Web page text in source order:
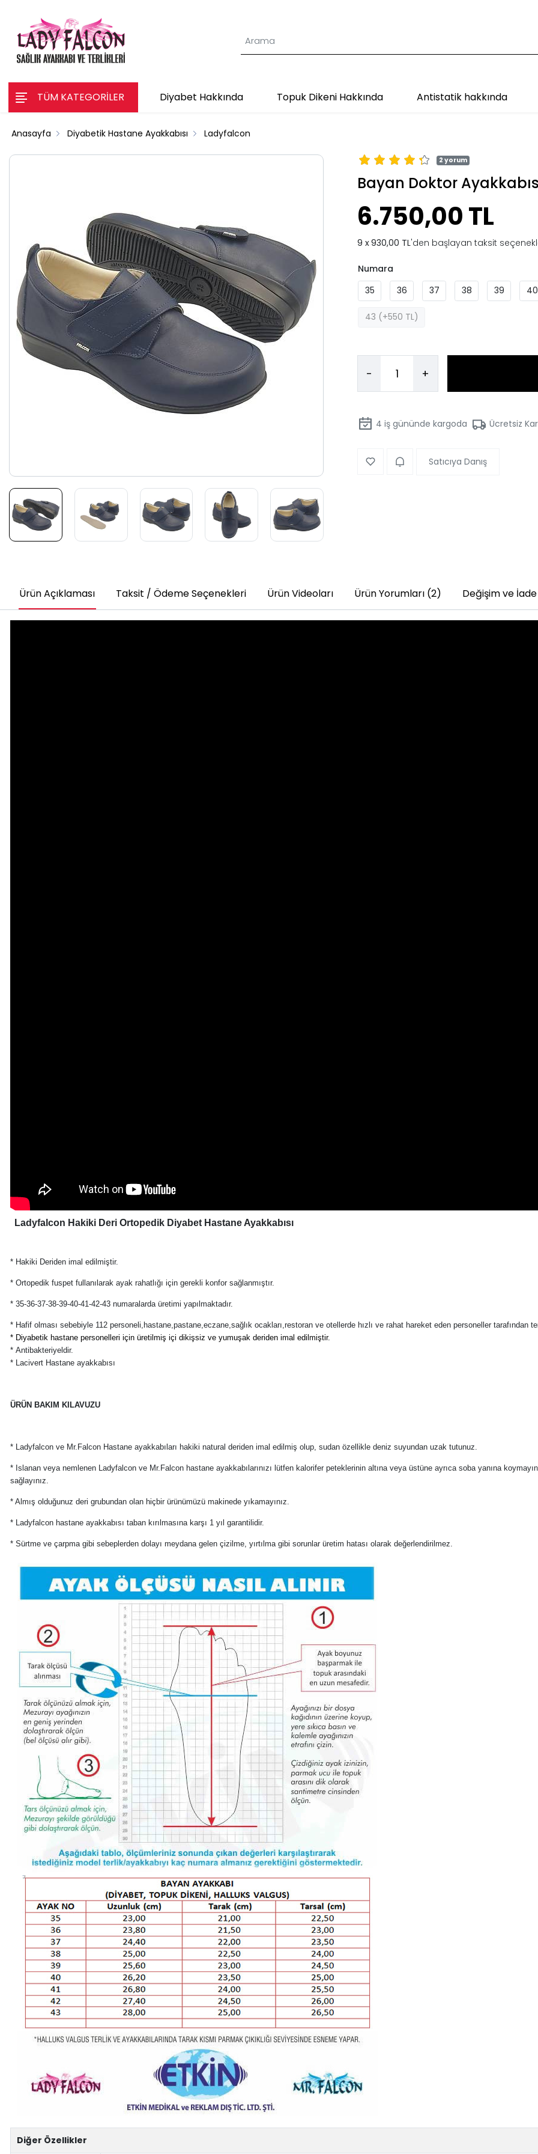
TÜM KATEGORİLER Diyabet Hakkında Topuk Dikeni Hakkında Antistatik hakkında
Anasayfa Diyabetik Hastane Ayakkabısı Ladyfalcon
2 yorum
Bayan Doktor
6.750,00 TL
930,00 TL'den başlayan taksit
Numara
35
36 37 38 39 40
43 (+550 TL)
- +
4 iş gününde kargoda Ücretsiz
Satıcıya Danış
Ürün Açıklaması Taksit / Ödeme Seçenekleri Ürün Videoları Ürün Yorumları (2) Değişim ve İade
Ladyfalcon Hakiki Deri Ortopedik Diyabet Hastane Ayakkabısı
* Hakiki Deriden imal edilmiştir.
* Ortopedik fuspet fullanılarak ayak rahatlığı için gerekli konfor sağlanmıştır.
* 35-36-37-38-39-40-41-42-43 numaralarda üretimi yapılmaktadır.
* Hafif olması sebebiyle 112 personeli,hastane,pastane,eczane,sağlık ocakları,restoran ve otellerde hızlı ve rahat hareket eden personeller tarafından
* Diyabetik hastane personelleri için üretilmiş içi dikişsiz ve yumuşak deriden imal edilmiştir.
* Antibakteriyeldir.
* Lacivert Hastane ayakkabısı
ÜRÜN BAKIM KILAVUZU
* Ladyfalcon ve Mr.Falcon Hastane ayakkabıları hakiki natural deriden imal edilmiş olup, sudan özellikle deniz suyundan uzak tutunuz.
* Islanan veya nemlenen Ladyfalcon ve Mr.Falcon hastane ayakkabılarınızı lütfen kalorifer peteklerinin altına veya üstüne ayrıca soba yanına
sağlayınız.
* Almış olduğunuz deri grubundan olan hiçbir ürünümüzü makinede yıkamayınız.
* Ladyfalcon hastane ayakkabısı taban kırılmasına karşı 1 yıl garantilidir.
* Sürtme ve çarpma gibi sebeplerden dolayı meydana gelen çizilme, yırtılma gibi sorunlar üretim hatası olarak değerlendirilmez.
Diğer Özellikler